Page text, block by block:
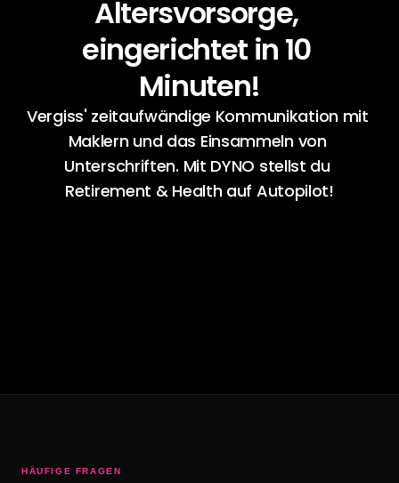
Altersvorsorge,
eingerichtet in 10
Minuten!
Vergiss' zeitaufwändige Kommunikation mit
Maklern und das Einsammeln von
Unterschriften. Mit DYNO stellst du
Retirement & Health auf Autopilot!
HÄUFIGE FRAGEN